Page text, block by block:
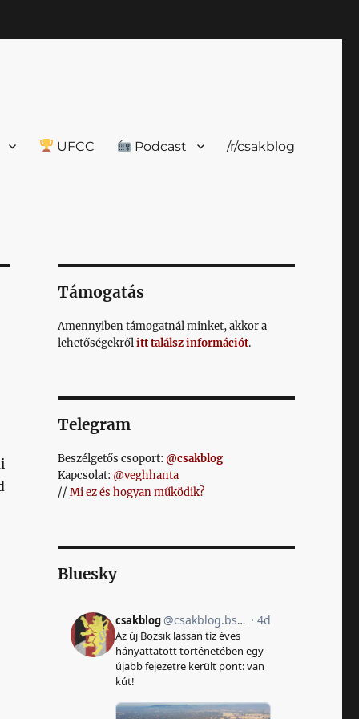
UFCC Podcast /r/csakblog
Támogatás
Amennyiben támogatnál minket, akkor a
lehetőségekrőlitt találsz információt.
Telegram
Beszélgetős csoport: @csakblog
Kapcsolat: @veghhanta
// Mi ez és hogyan működik?
Bluesky